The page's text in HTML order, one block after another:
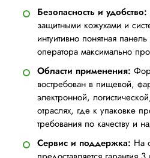
Безопасность и удобство:
защитными кожухами и
интуитивно понятная
оператора максимально
Области применения:
востребован в пищевой,
электронной,
отраслях, где к упаковке
требования по качеству и
Сервис и поддержка: На